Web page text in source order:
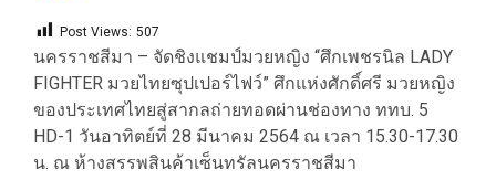
Post Views: 507
นครราชสีมา – จัดชิงแชมป์มวยหญิง “ศึกเพชรนิล LADY
FIGHTER มวยไทยซุปเปอร์ไฟว์” ศึกแห่งศักดิ์ศรี มวยหญิง
ของประเทศไทยสู่สากลถ่ายทอดผ่านช่องทาง ททบ. 5
HD-1 วันอาทิตย์ที่ 28 มีนาคม 2564 ณ เวลา 15.30-17.30
น. ณ ห้างสรรพสินค้าเซ็นทรัลนครราชสีมา